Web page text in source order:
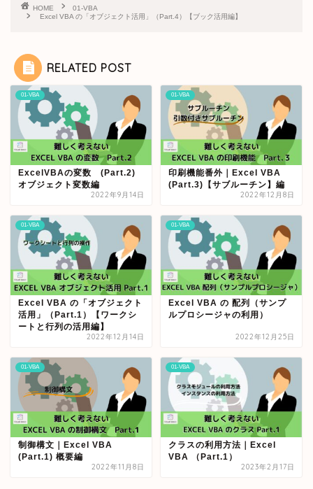
HOME
01-VBA
Excel VBA の「オブジェクト活用」（Part.4）【ブック活用編】
RELATED POST
01-VBA
ExcelVBAの変数 (Part.2)
オブジェクト変数編
2022年9月14日
01-VBA
印刷機能番外｜Excel VBA
(Part.3)【サブルーチン】編
2022年12月8日
01-VBA
Excel VBA の「オブジェクト
活用」（Part.1）【ワークシ
ートと行列の活用編】
2022年12月14日
01-VBA
Excel VBA の 配列（サンプ
ルプロシージャの利用）
2022年12月25日
01-VBA
制御構文｜Excel VBA
(Part.1) 概要編
2022年11月8日
01-VBA
クラスの利用方法｜Excel
VBA （Part.1）
2023年2月17日